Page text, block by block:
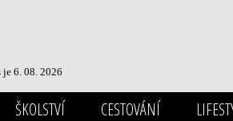
je 6. 08. 2026
ŠKOLSTVÍ CESTOVÁNÍ